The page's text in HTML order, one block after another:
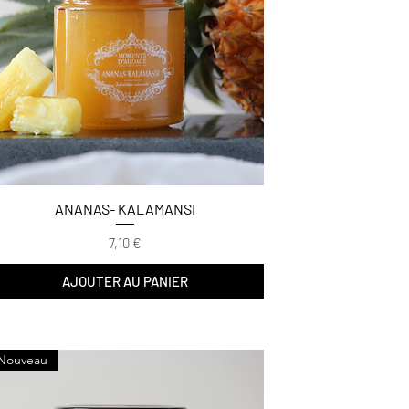
ANANAS- KALAMANSI
Prix
7,10 €
AJOUTER AU PANIER